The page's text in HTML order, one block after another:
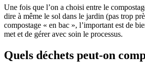
Une fois que l’on a choisi entre le
dire à même le sol dans le jardin (pas trop
compostage « en bac », l’important est de
met et de gérer avec soin le processus.
Quels déchets peut-on